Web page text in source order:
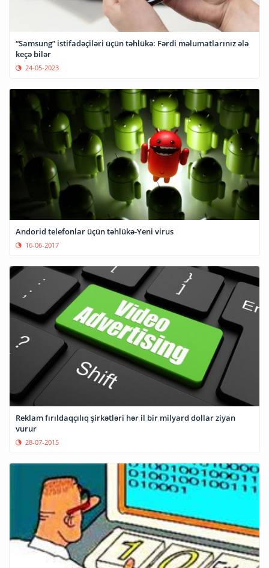
“Samsung” istifadəçiləri üçün təhlükə: Fərdi məlumatlarınız ələ
keçə bilər
24-05-2023
Andorid telefonlar üçün təhlükə-Yeni virus
16-06-2017
Reklam fırıldaqçılıq şirkətləri hər il bir milyard dollar ziyan
vurur
28-07-2015